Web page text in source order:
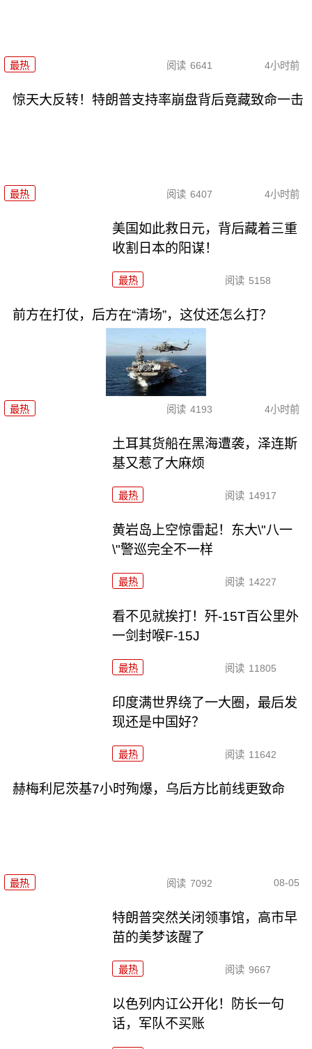
最热 阅读 6641 4小时前
惊天大反转！特朗普支持率崩盘背后竟藏致命一击
最热 阅读 6407 4小时前
美国如此救日元，背后藏着三重
收割日本的阳谋！
最热 阅读 5158
前方在打仗，后方在“清场”，这仗还怎么打？
最热 阅读 4193 4小时前
土耳其货船在黑海遭袭，泽连斯
基又惹了大麻烦
最热 阅读 14917
黄岩岛上空惊雷起！东大\"八一
\"警巡完全不一样
最热 阅读 14227
看不见就挨打！歼-15T百公里外
一剑封喉F-15J
最热 阅读 11805
印度满世界绕了一大圈，最后发
现还是中国好？
最热 阅读 11642
赫梅利尼茨基7小时殉爆，乌后方比前线更致命
最热 阅读 7092 08-05
特朗普突然关闭领事馆，高市早
苗的美梦该醒了
最热 阅读 9667
以色列内讧公开化！防长一句
话，军队不买账